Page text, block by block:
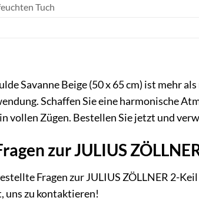
Tuch
Savanne Beige (50 x 65 cm) ist mehr
Schaffen Sie eine harmonische
vollen Zügen. Bestellen Sie jetzt und
zur JULIUS
Fragen zur JULIUS ZÖLLNER 2-
uns zu kontaktieren!